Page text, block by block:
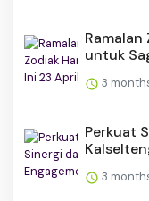
untuk
3
Perkuat
3